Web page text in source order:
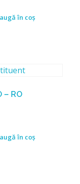
în coș
– RO
în coș